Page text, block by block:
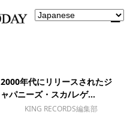
2000年代にリリースされたジ
ャパニーズ・スカ/レゲ...
KING RECORDS編集部